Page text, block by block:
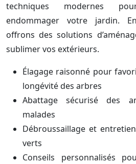
techniques modernes
endommager votre jardin.
offrons des solutions
sublimer vos extérieurs.
Élagage raisonné pour
longévité des arbres
Abattage sécurisé des
malades
Débroussaillage et
verts
Conseils personnalisés